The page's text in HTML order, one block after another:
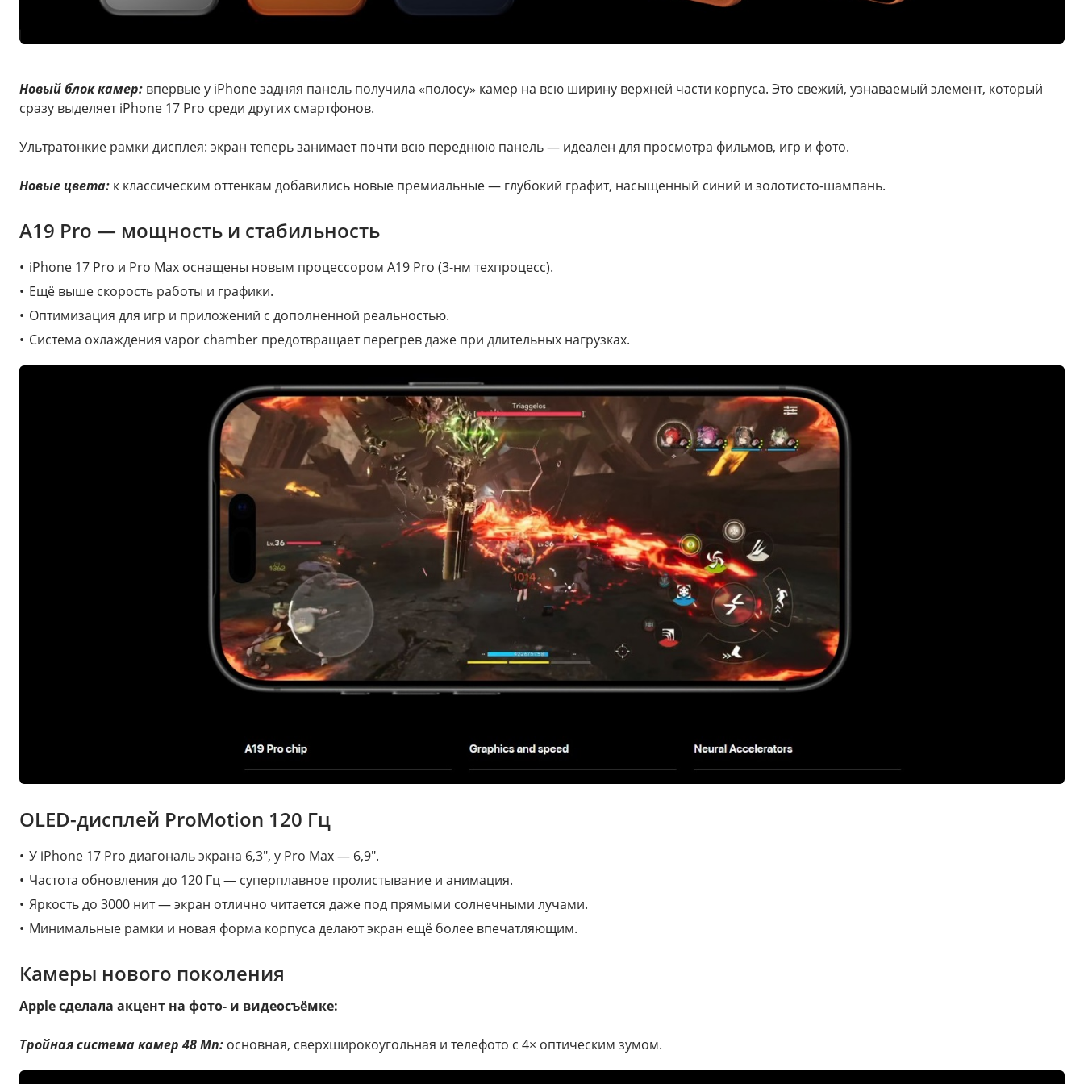
Новый блок камер: впервые у iPhone задняя панель получила «полосу» камер на всю ширину верхней части корпуса. Это свежий, узнаваемый элемент, который
сразу выделяет iPhone 17 Pro среди других смартфонов.
Ультратонкие рамки дисплея: экран теперь занимает почти всю переднюю панель — идеален для просмотра фильмов, игр и фото.
Новые цвета: к классическим оттенкам добавились новые премиальные — глубокий графит, насыщенный синий и золотисто-шампань.
A19 Pro — мощность и стабильность
iPhone 17 Pro и Pro Max оснащены новым процессором A19 Pro (3-нм техпроцесс).
Ещё выше скорость работы и графики.
Оптимизация для игр и приложений с дополненной реальностью.
Система охлаждения vapor chamber предотвращает перегрев даже при длительных нагрузках.
OLED-дисплей ProMotion 120 Гц
У iPhone 17 Pro диагональ экрана 6,3″, у Pro Max — 6,9″.
Частота обновления до 120 Гц — суперплавное пролистывание и анимация.
Яркость до 3000 нит — экран отлично читается даже под прямыми солнечными лучами.
Минимальные рамки и новая форма корпуса делают экран ещё более впечатляющим.
Камеры нового поколения
Apple сделала акцент на фото- и видеосъёмке:
Тройная система камер 48 Мп: основная, сверхширокоугольная и телефото с 4× оптическим зумом.